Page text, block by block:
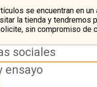
se encuentran en un
la tienda y tendremos
sin compromiso de
sociales
ensayo